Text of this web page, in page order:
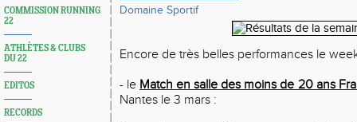
COMMISSION RUNNING
22
ATHLÈTES & CLUBS
DU 22
EDITOS
RECORDS
Domaine Sportif
Encore de très belles performances le
- le Match en salle des moins de 20 ans
Nantes le 3 mars :